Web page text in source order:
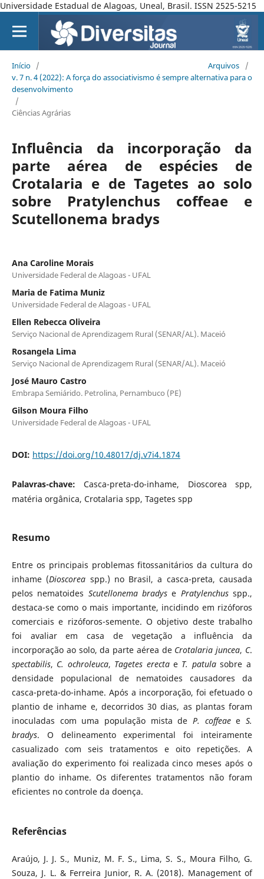
Universidade Estadual de Alagoas, Uneal, Brasil. ISSN 2525-5215
Início / Arquivos
/
v. 7 n. 4 (2022): A força do associativismo é sempre alternativa para o
desenvolvimento
/
Ciências Agrárias
Influência da incorporação da
parte aérea de espécies de
Crotalaria e de Tagetes ao solo
sobre Pratylenchus coffeae e
Scutellonema bradys
Ana Caroline Morais
Universidade Federal de Alagoas - UFAL
Maria de Fatima Muniz
Universidade Federal de Alagoas - UFAL
Ellen Rebecca Oliveira
Serviço Nacional de Aprendizagem Rural (SENAR/AL). Maceió
Rosangela Lima
Serviço Nacional de Aprendizagem Rural (SENAR/AL). Maceió
José Mauro Castro
Embrapa Semiárido. Petrolina, Pernambuco (PE)
Gilson Moura Filho
Universidade Federal de Alagoas - UFAL
DOI: https://doi.org/10.48017/dj.v7i4.1874
Palavras-chave:Casca-preta-do-inhame, Dioscorea spp,
matéria orgânica, Crotalaria spp, Tagetes spp
Resumo
Entre os principais problemas fitossanitários da cultura do
inhame (Dioscorea spp.) no Brasil, a casca-preta, causada
pelos nematoides Scutellonema bradys e Pratylenchusspp.,
destaca-se como o mais importante, incidindo em rizóforos
comerciais e rizóforos-semente. O objetivo deste trabalho
foi avaliar em casa de vegetação a influência da
incorporação ao solo, da parte aérea de Crotalaria juncea, C.
spectabilis, C. ochroleuca, Tagetes erectae T. patulasobre a
densidade populacional de nematoides causadores da
casca-preta-do-inhame. Após a incorporação, foi efetuado o
plantio de inhame e, decorridos 30 dias, as plantas foram
inoculadas com uma população mista deP. coffeaeeS.
bradys. O delineamento experimental foi inteiramente
casualizado com seis tratamentos e oito repetições. A
avaliação do experimento foi realizada cinco meses após o
plantio do inhame. Os diferentes tratamentos não foram
eficientes no controle da doença.
Referências
Araújo, J. J. S., Muniz, M. F. S., Lima, S. S., Moura Filho, G.
Souza, J. L. & Ferreira Junior, R. A. (2018). Management of